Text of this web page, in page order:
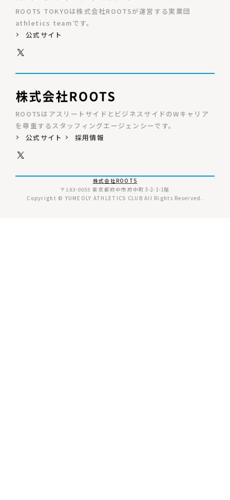
ROOTS TOKYOは株式会社ROOTSが運営する実業団
athletics teamです。
公式サイト
ROOTSはアスリートサイドとビジネスサイドのWキャリア
を尊重するスタッフィングエージェンシーです。
公式サイト
採用情報
株式会社ROOTS
〒183-0055 東京都府中市府中町3-2-1-1階
Copyright © YUMEOLY ATHLETICS CLUB All Rights Reserved.